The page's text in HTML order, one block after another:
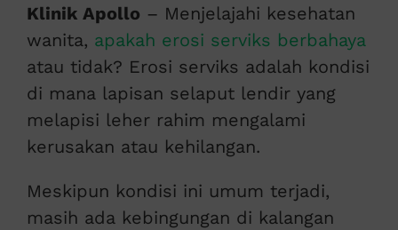
Klinik Apollo – Menjelajahi kesehatan
wanita, apakah erosi serviks berbahaya
atau tidak? Erosi serviks adalah kondisi
di mana lapisan selaput lendir yang
melapisi leher rahim mengalami
kerusakan atau kehilangan.
Meskipun kondisi ini umum terjadi,
masih ada kebingungan di kalangan